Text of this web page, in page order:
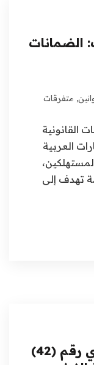
الضمانات
, متفرقات
القانونية
العربية
تهدف إلى
تبسيط لمرسوم بقانون اتحادي رقم (42)